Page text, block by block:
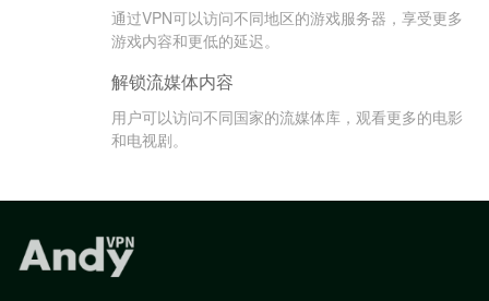
通过VPN可以访问不同地区的游戏服务器，享受更多
游戏内容和更低的延迟。
解锁流媒体内容
用户可以访问不同国家的流媒体库，观看更多的电影
和电视剧。